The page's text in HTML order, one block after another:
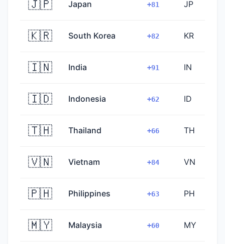
🇯🇵 Japan +81 JP
🇰🇷 South Korea +82 KR
🇮🇳 India +91 IN
🇮🇩 Indonesia +62 ID
🇹🇭 Thailand +66 TH
🇻🇳 Vietnam +84 VN
🇵🇭 Philippines +63 PH
🇲🇾 Malaysia +60 MY